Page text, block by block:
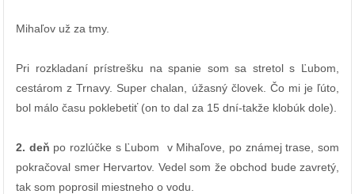
Mihaľov už za tmy.
Pri rozkladaní prístrešku na spanie som sa stretol s Ľubom,
cestárom z Trnavy. Super chalan, úžasný človek. Čo mi je ľúto,
bol málo času poklebetiť (on to dal za 15 dní-takže klobúk dole).
2. deň po rozlúčke s Ľubom v Mihaľove, po známej trase, som
pokračoval smer Hervartov. Vedel som že obchod bude zavretý,
tak som poprosil miestneho o vodu.